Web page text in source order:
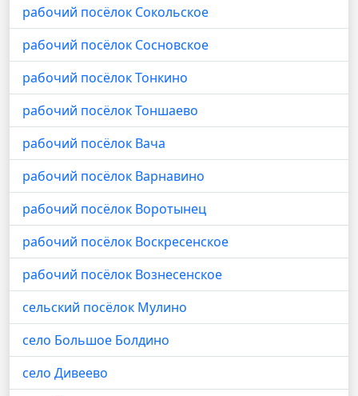
рабочий посёлок Сокольское
рабочий посёлок Сосновское
рабочий посёлок Тонкино
рабочий посёлок Тоншаево
рабочий посёлок Вача
рабочий посёлок Варнавино
рабочий посёлок Воротынец
рабочий посёлок Воскресенское
рабочий посёлок Вознесенское
сельский посёлок Мулино
село Большое Болдино
село Дивеево